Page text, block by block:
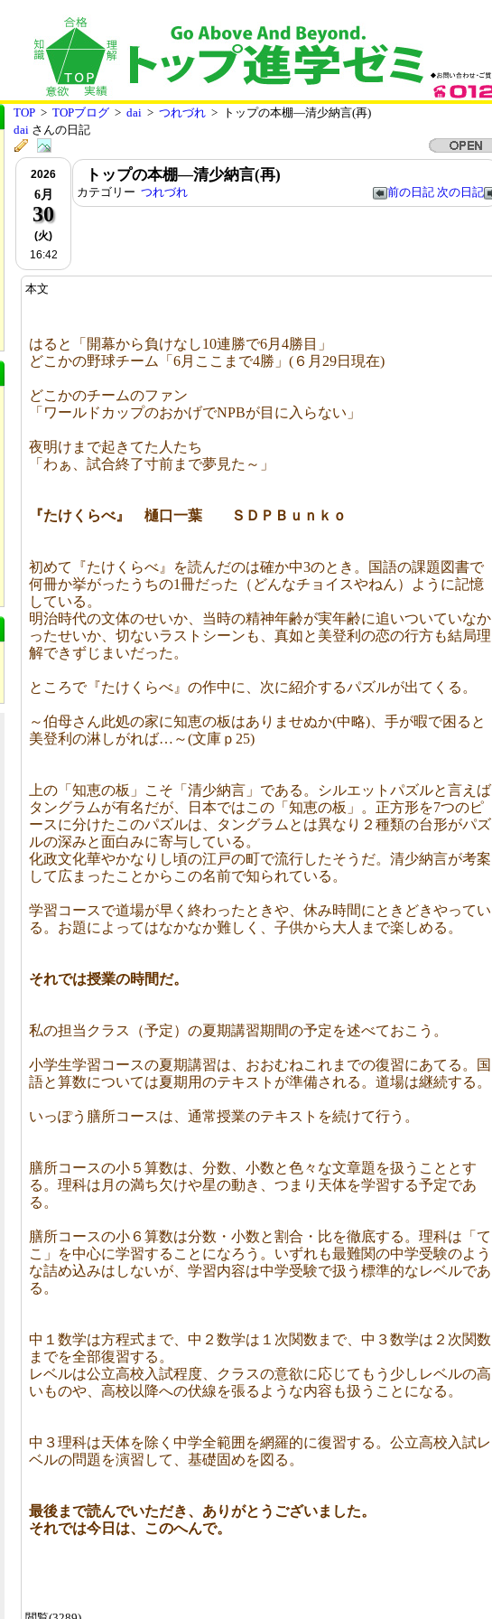
TOP > TOPブログ > dai > つれづれ > トップの本棚―清少納言(再)
dai さんの日記
2026
6月
30
(火)
16:42
トップの本棚―清少納言(再)
前の日記 次の日記
カテゴリー つれづれ
本文
はると「開幕から負けなし10連勝で6月4勝目」
どこかの野球チーム「6月ここまで4勝」(６月29日現在)
どこかのチームのファン
「ワールドカップのおかげでNPBが目に入らない」
夜明けまで起きてた人たち
「わぁ、試合終了寸前まで夢見た～」
『たけくらべ』 樋口一葉 ＳＤＰＢｕｎｋｏ
初めて『たけくらべ』を読んだのは確か中3のとき。国語の課題図書で
何冊か挙がったうちの1冊だった（どんなチョイスやねん）ように記憶
している。
明治時代の文体のせいか、当時の精神年齢が実年齢に追いついていなか
ったせいか、切ないラストシーンも、真如と美登利の恋の行方も結局理
解できずじまいだった。
ところで『たけくらべ』の作中に、次に紹介するパズルが出てくる。
～伯母さん此処の家に知恵の板はありませぬか(中略)、手が暇で困ると
美登利の淋しがれば…～(文庫ｐ25)
上の「知恵の板」こそ「清少納言」である。シルエットパズルと言えば
タングラムが有名だが、日本ではこの「知恵の板」。正方形を7つのピ
ースに分けたこのパズルは、タングラムとは異なり２種類の台形がパズ
ルの深みと面白みに寄与している。
化政文化華やかなりし頃の江戸の町で流行したそうだ。清少納言が考案
して広まったことからこの名前で知られている。
学習コースで道場が早く終わったときや、休み時間にときどきやってい
る。お題によってはなかなか難しく、子供から大人まで楽しめる。
それでは授業の時間だ。
私の担当クラス（予定）の夏期講習期間の予定を述べておこう。
小学生学習コースの夏期講習は、おおむねこれまでの復習にあてる。国
語と算数については夏期用のテキストが準備される。道場は継続する。
いっぽう膳所コースは、通常授業のテキストを続けて行う。
膳所コースの小５算数は、分数、小数と色々な文章題を扱うこととす
る。理科は月の満ち欠けや星の動き、つまり天体を学習する予定であ
る。
膳所コースの小６算数は分数・小数と割合・比を徹底する。理科は「て
こ」を中心に学習することになろう。いずれも最難関の中学受験のよう
な詰め込みはしないが、学習内容は中学受験で扱う標準的なレベルであ
る。
中１数学は方程式まで、中２数学は１次関数まで、中３数学は２次関数
までを全部復習する。
レベルは公立高校入試程度、クラスの意欲に応じてもう少しレベルの高
いものや、高校以降への伏線を張るような内容も扱うことになる。
中３理科は天体を除く中学全範囲を網羅的に復習する。公立高校入試レ
ベルの問題を演習して、基礎固めを図る。
最後まで読んでいただき、ありがとうございました。
それでは今日は、このへんで。